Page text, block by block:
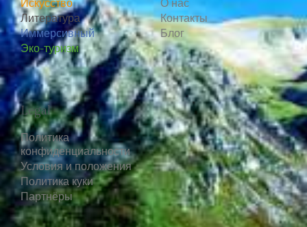
Искусство
Литература
Иммерсивный
Эко-туризм
О нас
Контакты
Блог
Legal
Политика
конфиденциальности
Условия и положения
Политика куки
Партнёры